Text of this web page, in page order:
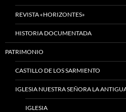
REVISTA «HORIZONTES»
HISTORIA DOCUMENTADA
PATRIMONIO
CASTILLO DE LOS SARMIENTO
IGLESIA NUESTRA SEÑORA LA
IGLESIA